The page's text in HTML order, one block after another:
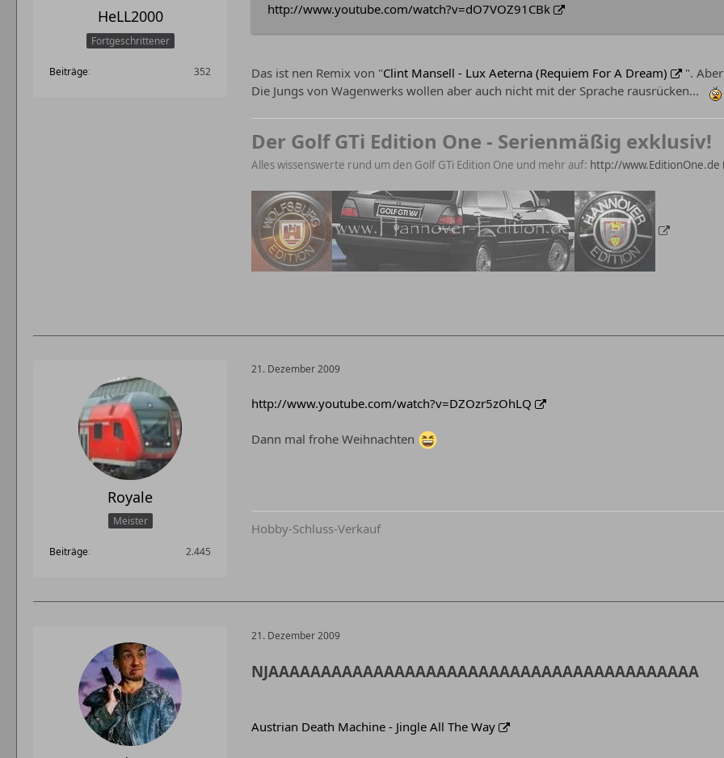
HeLL2000
Fortgeschrittener
Beiträge 352
http://www.youtube.com/watch?v=dO7VOZ91CBk
Das ist nen Remix von "Clint Mansell - Lux Aeterna (Requiem For A Dream)
".
Die Jungs von Wagenwerks wollen aber auch nicht mit der Sprache rausrücken...
Der Golf GTi Edition One - Serienmäßig exklusiv!
Alles wissenswerte rund um den Golf GTi Edition One und mehr auf: http://www.EditionOne.de
Royale
Meister
Beiträge 2.445
21. Dezember 2009
http://www.youtube.com/watch?v=DZOzr5zOhLQ
Dann mal frohe Weihnachten
Hobby-Schluss-Verkauf
21. Dezember 2009
NJAAAAAAAAAAAAAAAAAAAAAAAAAAAAAAAAAAAAAAAAA
Austrian Death Machine - Jingle All The Way